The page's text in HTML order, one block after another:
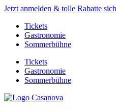
Jetzt anmelden & tolle Rabatte
Tickets
Gastronomie
Sommerbühne
Tickets
Gastronomie
Sommerbühne